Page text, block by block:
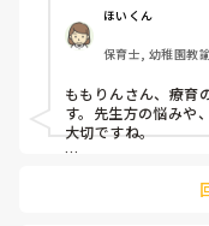
実際に連携を取りや
「こういう取り組み
教えていただきたい
ほいくん
保育士, 幼稚園教
ももりんさん、療育
す。先生方の悩みや
大切ですね。
り、活動を邪魔しな